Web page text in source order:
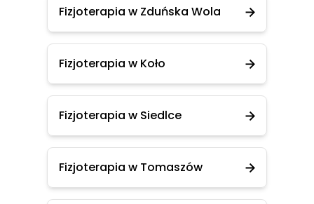
Fizjoterapia w Zduńska Wola
Fizjoterapia w Koło
Fizjoterapia w Siedlce
Fizjoterapia w Tomaszów